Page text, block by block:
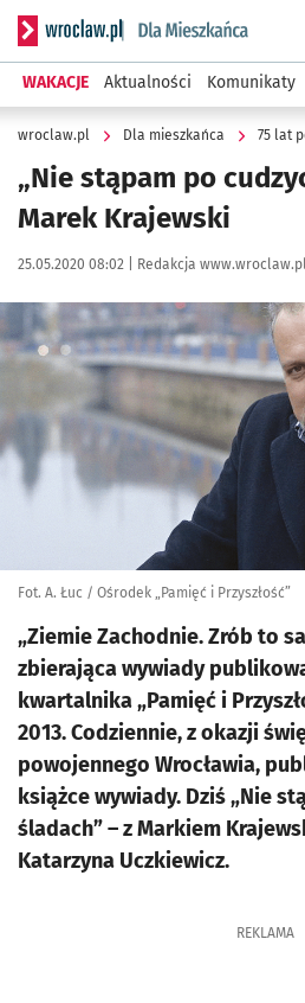
Serwis informacyjny wroclaw.pl
WAKACJE Aktualności Komunikaty
wroclaw.pl Dla mieszkańca 75 lat
„Nie stąpam po
Marek Krajewski
Data publikacji:
25.05.2020 08:02 | Autor:
Redakcja www.wroclaw.pl
Kliknij, aby powiększyć
Fot. A. Łuc / Ośrodek „Pamięć i Przyszłość”
„Ziemie Zachodnie. Zrób to
zbierająca wywiady
kwartalnika „Pamięć i
2013. Codziennie, z okazji
powojennego Wrocławia,
książce wywiady. Dziś „Nie
śladach” – z Markiem
Katarzyna Uczkiewicz.
REKLAMA